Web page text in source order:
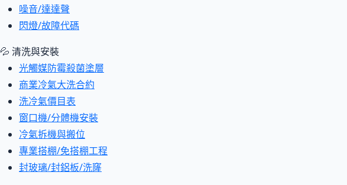
噪音/達達聲
閃燈/故障代碼
💦 清洗與安裝
光觸媒防霉殺菌塗層
商業冷氣大洗合約
洗冷氣價目表
窗口機/分體機安裝
冷氣拆機與搬位
專業搭棚/免搭棚工程
封玻璃/封鋁板/洗窿